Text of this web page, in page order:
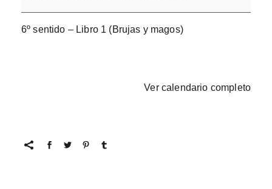
homolateral.
Libro
1
6º sentido – Libro 1 (Brujas y magos)
Ver calendario completo